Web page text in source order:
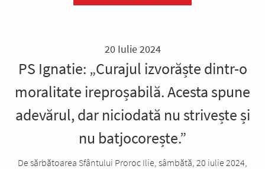
20 Iulie 2024
PS Ignatie: „Curajul izvorăște dintr-o
moralitate ireproșabilă. Acesta spune
adevărul, dar niciodată nu strivește și
nu batjocorește.”
De sărbătoarea Sfântului Proroc Ilie, sâmbătă, 20 iulie 2024,